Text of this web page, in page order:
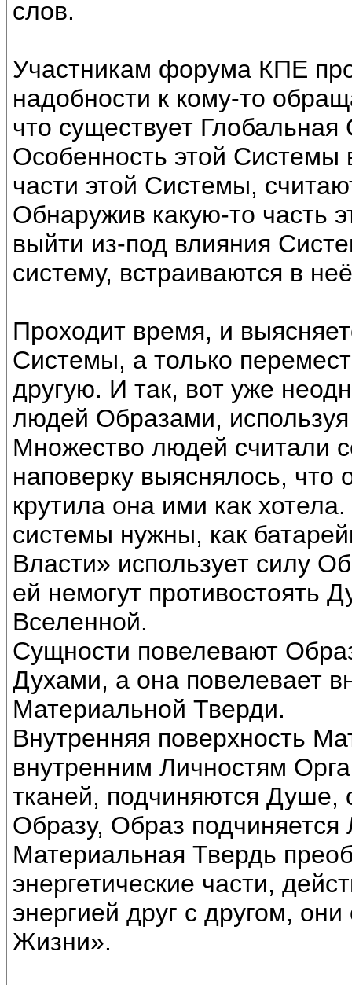
слов.
Участникам форума КПЕ
надобности к кому-то
что существует
Особенность этой
части этой Системы,
Обнаружив какую-то часть
выйти из-под влияния
систему, встраиваются в
Проходит время, и
Системы, а только
другую. И так, вот уже
людей Образами,
Множество людей считали
наповерку выяснялось,
крутила она ими как
системы нужны, как
Власти» использует силу
ей немогут противостоять
Вселенной.
Сущности повелевают
Духами, а она повелевает
Материальной Тверди.
Внутренняя поверхность
внутренним Личностям
тканей, подчиняются Душе,
Образу, Образ
Материальная Твердь
энергетические части,
энергией друг с другом,
Жизни».